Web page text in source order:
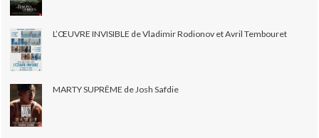
L’ŒUVRE INVISIBLE de Vladimir Rodionov et Avril Tembouret
MARTY SUPRÊME de Josh Safdie